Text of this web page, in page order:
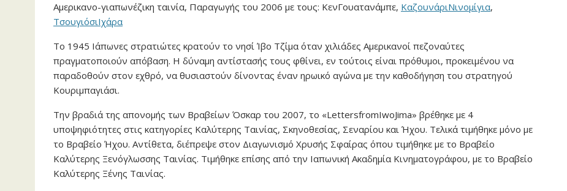
Αμερικανο-γιαπωνέζικη ταινία, Παραγωγής του 2006 με τους: ΚενΓουατανάμπε, ΚαζουνάριΝινομίγια,
ΤσουγιόσιΙχάρα
Το 1945 Ιάπωνες στρατιώτες κρατούν το νησί Ίβο Τζίμα όταν χιλιάδες Αμερικανοί πεζοναύτες
πραγματοποιούν απόβαση. Η δύναμη αντίστασής τους φθίνει, εν τούτοις είναι πρόθυμοι, προκειμένου να
παραδοθούν στον εχθρό, να θυσιαστούν δίνοντας έναν ηρωικό αγώνα με την καθοδήγηση του στρατηγού
Κουριμπαγιάσι.
Την βραδιά της απονομής των Βραβείων Όσκαρ του 2007, το «LettersfromIwoJima» βρέθηκε με 4
υποψηφιότητες στις κατηγορίες Καλύτερης Ταινίας, Σκηνοθεσίας, Σεναρίου και Ήχου. Τελικά τιμήθηκε μόνο με
το Βραβείο Ήχου. Αντίθετα, διέπρεψε στον Διαγωνισμό Χρυσής Σφαίρας όπου τιμήθηκε με το Βραβείο
Καλύτερης Ξενόγλωσσης Ταινίας. Τιμήθηκε επίσης από την Ιαπωνική Ακαδημία Κινηματογράφου, με το Βραβείο
Καλύτερης Ξένης Ταινίας.